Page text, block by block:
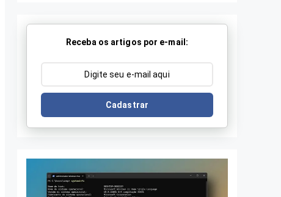
Receba os artigos por e-mail:
Cadastrar